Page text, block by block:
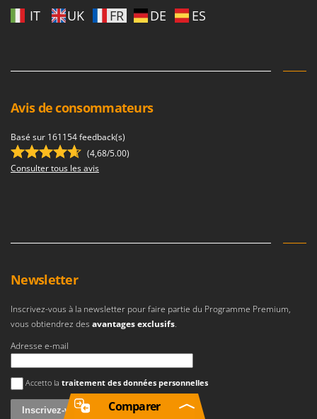
IT UK FR DE ES
Avis de consommateurs
Basé sur 161154 feedback(s)
(4,68/5.00)
Consulter tous les avis
Newsletter
Inscrivez-vous à la newsletter pour faire partie du Programme Premium,
vous obtiendrez des avantages exclusifs.
Adresse e-mail
Une erreur est survenue
Accetto la traitement des données personnelles
Comparer